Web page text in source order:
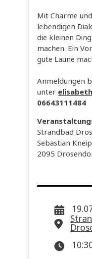
Mit Charme
lebendigen
die kleinen
machen. Ein
gute Laune
Anmeldungen
unter
06643111484
Strandbad
Sebastian
2095